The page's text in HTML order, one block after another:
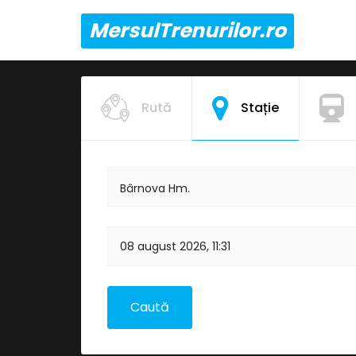
MersulTrenurilor.ro
Rută Stație
Bârnova Hm.